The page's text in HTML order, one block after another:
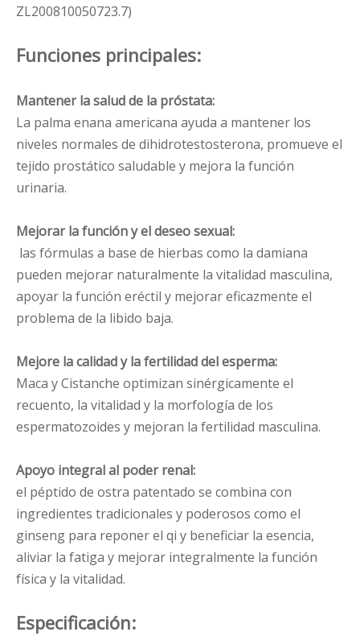
ZL200810050723.7)
Funciones principales:
Mantener la salud de la próstata:
La palma enana americana ayuda a mantener los
niveles normales de dihidrotestosterona, promueve el
tejido prostático saludable y mejora la función
urinaria.
Mejorar la función y el deseo sexual:
las fórmulas a base de hierbas como la damiana
pueden mejorar naturalmente la vitalidad masculina,
apoyar la función eréctil y mejorar eficazmente el
problema de la libido baja.
Mejore la calidad y la fertilidad del esperma:
Maca y Cistanche optimizan sinérgicamente el
recuento, la vitalidad y la morfología de los
espermatozoides y mejoran la fertilidad masculina.
Apoyo integral al poder renal:
el péptido de ostra patentado se combina con
ingredientes tradicionales y poderosos como el
ginseng para reponer el qi y beneficiar la esencia,
aliviar la fatiga y mejorar integralmente la función
física y la vitalidad.
Especificación: